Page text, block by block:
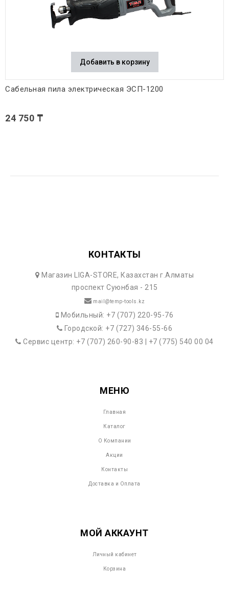
Добавить в корзину
Сабельная пила электрическая ЭСП-1200
24 750 ₸
КОНТАКТЫ
Магазин LIGA-STORE, Казахстан г.Алматы
проспект Суюнбая - 215
mail@temp-tools.kz
Мобильный: +7 (707) 220-95-76
Городской: +7 (727) 346-55-66
Сервис центр: +7 (707) 260-90-83 | +7 (775) 540 00 04
МЕНЮ
Главная
Каталог
О Компании
Акции
Контакты
Доставка и Оплата
МОЙ АККАУНТ
Личный кабинет
Корзина